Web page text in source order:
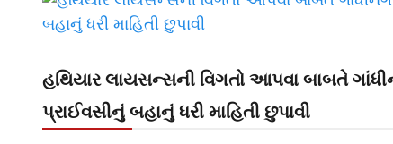
હથિયાર લાયસન્સની વિગતો આપવા બાબતે
પ્રાઈવસીનું બહાનું ધરી માહિતી છુપાવી